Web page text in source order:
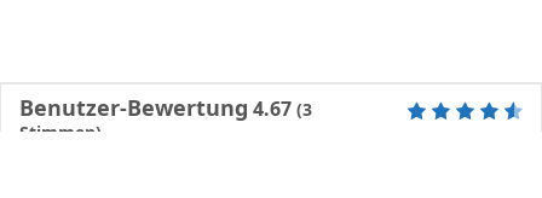
Benutzer-Bewertung 4.67 (3
Stimmen)